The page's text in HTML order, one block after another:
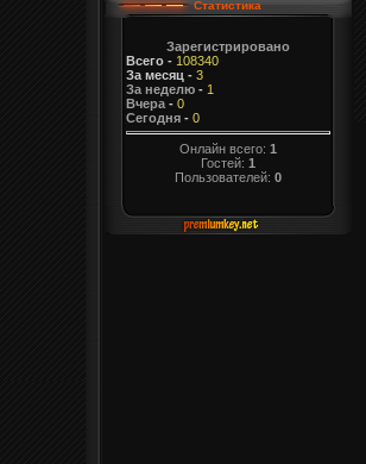
Статистика
Зарегистрировано
Всего- 108340
За месяц - 3
За неделю- 1
Вчера- 0
Сегодня- 0
Онлайн всего: 1
Гостей: 1
Пользователей: 0